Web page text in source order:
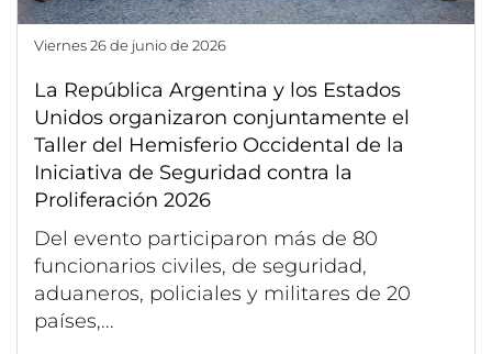
viernes 26 de junio de 2026
La República Argentina y los Estados
Unidos organizaron conjuntamente el
Taller del Hemisferio Occidental de la
Iniciativa de Seguridad contra la
Proliferación 2026
Del evento participaron más de 80
funcionarios civiles, de seguridad,
aduaneros, policiales y militares de 20
países,...